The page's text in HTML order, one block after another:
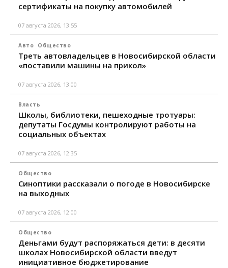
сертификаты на покупку автомобилей
07 августа 2026, 13:55
Авто Общество
Треть автовладельцев в Новосибирской области
«поставили машины на прикол»
07 августа 2026, 13:00
Власть
Школы, библиотеки, пешеходные тротуары:
депутаты Госдумы контролируют работы на
социальных объектах
07 августа 2026, 12:35
Общество
Синоптики рассказали о погоде в Новосибирске
на выходных
07 августа 2026, 12:00
Общество
Деньгами будут распоряжаться дети: в десяти
школах Новосибирской области введут
инициативное бюджетирование